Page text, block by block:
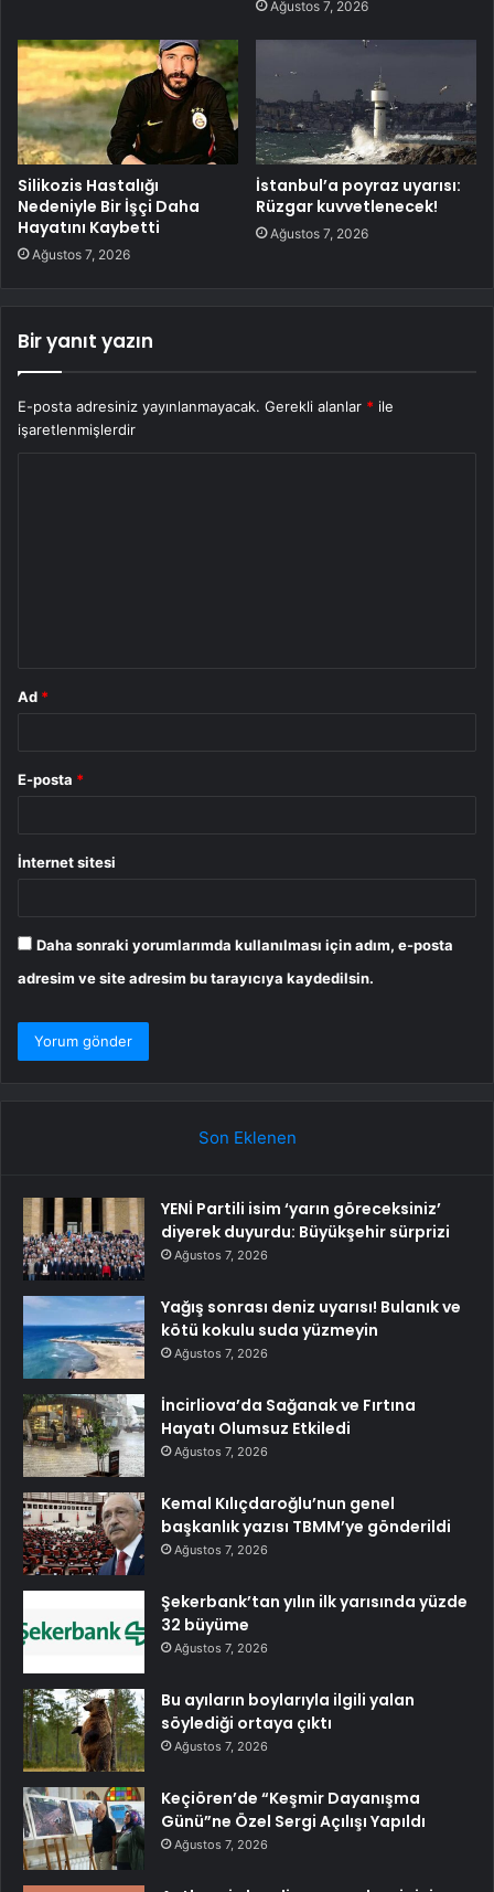
Ağustos 7, 2026
Silikozis Hastalığı
Nedeniyle Bir İşçi Daha
Hayatını Kaybetti
Ağustos 7, 2026
İstanbul’a poyraz uyarısı:
Rüzgar kuvvetlenecek!
Ağustos 7, 2026
Bir yanıt yazın
E-posta adresiniz yayınlanmayacak. Gerekli alanlar * ile
işaretlenmişlerdir
Ad *
E-posta *
İnternet sitesi
Daha sonraki yorumlarımda kullanılması için adım, e-posta
adresim ve site adresim bu tarayıcıya kaydedilsin.
Son Eklenen
YENİ Partili isim ‘yarın göreceksiniz’
diyerek duyurdu: Büyükşehir sürprizi
Ağustos 7, 2026
Yağış sonrası deniz uyarısı! Bulanık ve
kötü kokulu suda yüzmeyin
Ağustos 7, 2026
İncirliova’da Sağanak ve Fırtına
Hayatı Olumsuz Etkiledi
Ağustos 7, 2026
Kemal Kılıçdaroğlu’nun genel
başkanlık yazısı TBMM’ye gönderildi
Ağustos 7, 2026
Şekerbank’tan yılın ilk yarısında yüzde
32 büyüme
Ağustos 7, 2026
Bu ayıların boylarıyla ilgili yalan
söylediği ortaya çıktı
Ağustos 7, 2026
Keçiören’de “Keşmir Dayanışma
Günü”ne Özel Sergi Açılışı Yapıldı
Ağustos 7, 2026